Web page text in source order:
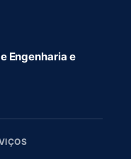
Engenharia e